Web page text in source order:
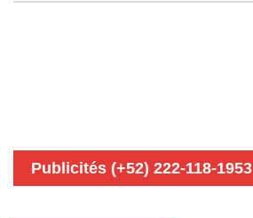
Publicités (+52) 222-118-1953